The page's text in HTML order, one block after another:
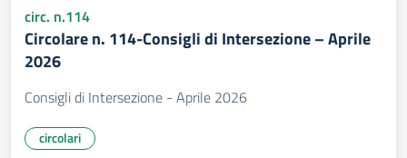
circ. n.114
Circolare n. 114-Consigli di Intersezione – Aprile
2026
Consigli di Intersezione - Aprile 2026
circolari